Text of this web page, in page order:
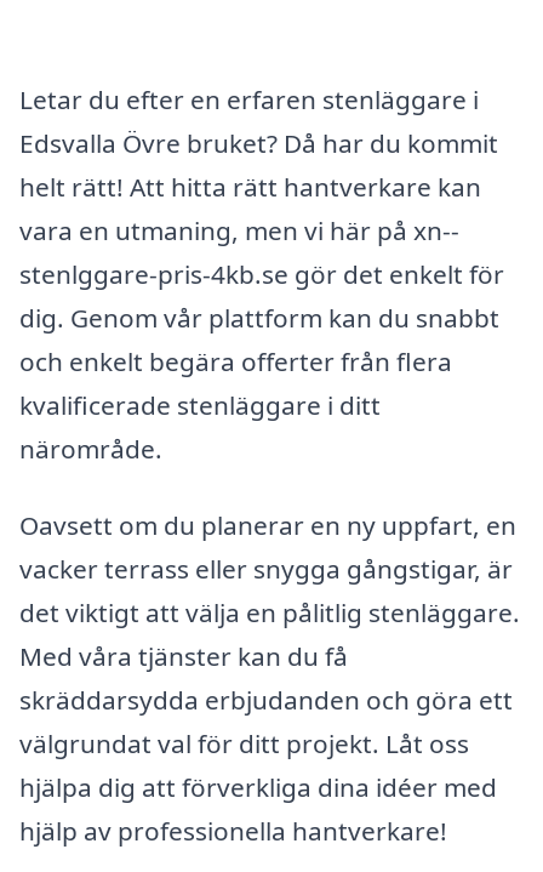
Letar du efter en erfaren stenläggare i
Edsvalla Övre bruket? Då har du kommit
helt rätt! Att hitta rätt hantverkare kan
vara en utmaning, men vi här på xn--
stenlggare-pris-4kb.se gör det enkelt för
dig. Genom vår plattform kan du snabbt
och enkelt begära offerter från flera
kvalificerade stenläggare i ditt
närområde.
Oavsett om du planerar en ny uppfart, en
vacker terrass eller snygga gångstigar, är
det viktigt att välja en pålitlig stenläggare.
Med våra tjänster kan du få
skräddarsydda erbjudanden och göra ett
välgrundat val för ditt projekt. Låt oss
hjälpa dig att förverkliga dina idéer med
hjälp av professionella hantverkare!